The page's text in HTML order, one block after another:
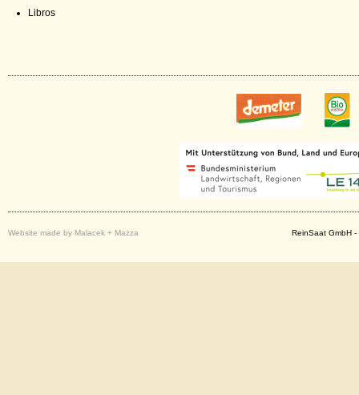
Libros
Website made by Malacek + Mazza ReinSaat GmbH